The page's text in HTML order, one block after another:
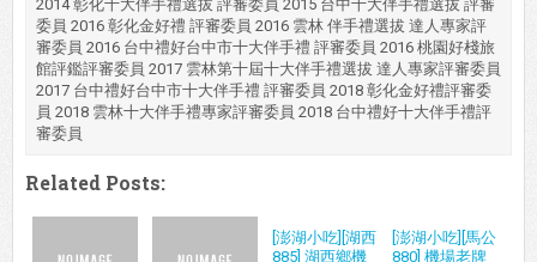
2014 彰化十大伴手禮選拔 評審委員 2015 台中十大伴手禮選拔 評審
委員 2016 彰化金好禮 評審委員 2016 雲林 伴手禮選拔 達人專家評
審委員 2016 台中禮好台中市十大伴手禮 評審委員 2016 桃園好棧旅
館評鑑評審委員 2017 雲林第十屆十大伴手禮選拔 達人專家評審委員
2017 台中禮好台中市十大伴手禮 評審委員 2018 彰化金好禮評審委
員 2018 雲林十大伴手禮專家評審委員 2018 台中禮好十大伴手禮評
審委員
Related Posts:
[澎湖小吃][湖西
885] 湖西鄉機
[澎湖小吃][馬公
880] 機場老牌